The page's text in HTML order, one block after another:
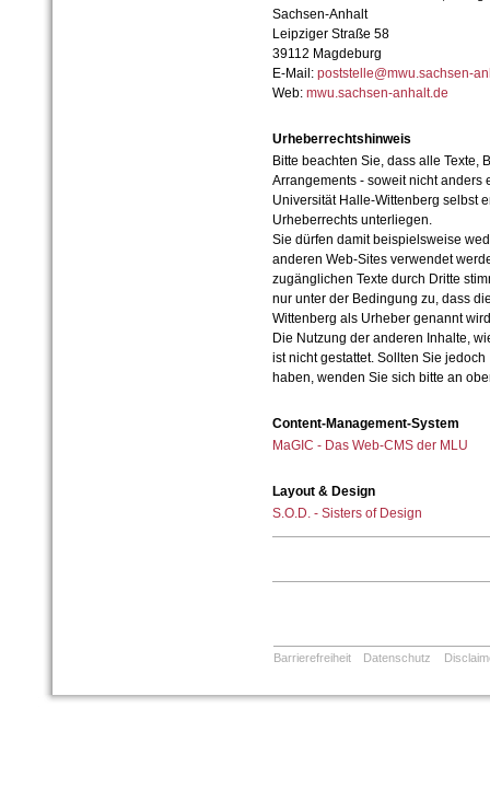
Sachsen-Anhalt
Leipziger Straße 58
39112 Magdeburg
E-Mail: poststelle@mwu.sachsen-
Web: mwu.sachsen-anhalt.de
Urheberrechtshinweis
Bitte beachten Sie, dass alle Texte,
Arrangements - soweit nicht anders
Universität Halle-Wittenberg selbst
Urheberrechts unterliegen.
Sie dürfen damit beispielsweise
anderen Web-Sites verwendet
zugänglichen Texte durch Dritte
nur unter der Bedingung zu, dass
Wittenberg als Urheber genannt
Die Nutzung der anderen Inhalte,
ist nicht gestattet. Sollten Sie
haben, wenden Sie sich bitte an
Content-Management-System
MaGIC - Das Web-CMS der MLU
Layout & Design
S.O.D. - Sisters of Design
Barrierefreiheit Datenschutz